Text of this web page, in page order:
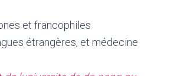
et francophiles
étrangères, et médecine